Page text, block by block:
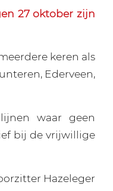
27 oktober zijn
keren als
Ederveen,
waar geen
bij de vrijwillige
Hazeleger